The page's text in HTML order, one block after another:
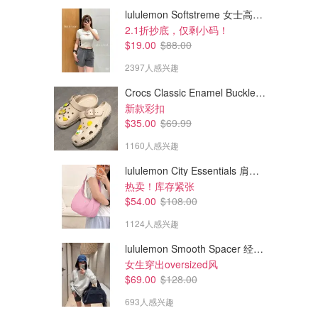
lululemon Softstreme 女士高腰短裤 10cm
2.1折抄底，仅剩小码！
$19.00 $88.00
2397人感兴趣
Crocs Classic Enamel Buckle 卡骆驰布扣便鞋
新款彩扣
$35.00 $69.99
1160人感兴趣
lululemon City Essentials 肩背包 4L
热卖！库存紧张
$54.00 $108.00
1124人感兴趣
lululemon Smooth Spacer 经典卫衣
女生穿出oversized风
$69.00 $128.00
693人感兴趣